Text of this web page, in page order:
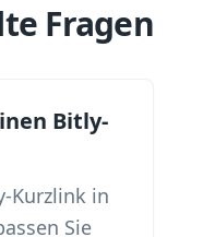
Fragen
Bitly-
Kurzlink in
Sie